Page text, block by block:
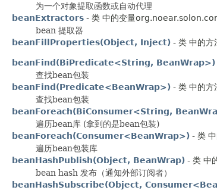
为一个对象提取函数或自动代理
beanExtractors - 类 中的变量
bean 提取器
beanFillProperties(Object, Inject) - 类 中的
beanFind(BiPredicate<String, BeanWrap>)
查找bean包装
beanFind(Predicate<BeanWrap>) - 类 中的
查找bean包装
beanForeach(BiConsumer<String,
遍历bean库 (拿到的是bean包装)
beanForeach(Consumer<BeanWrap>) - 类
遍历bean包装库
beanHashPublish(Object, BeanWrap) - 类 中
bean hash 发布（通知外部订阅者）
beanHashSubscribe(Object,